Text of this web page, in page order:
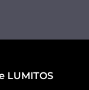
LUMITOS